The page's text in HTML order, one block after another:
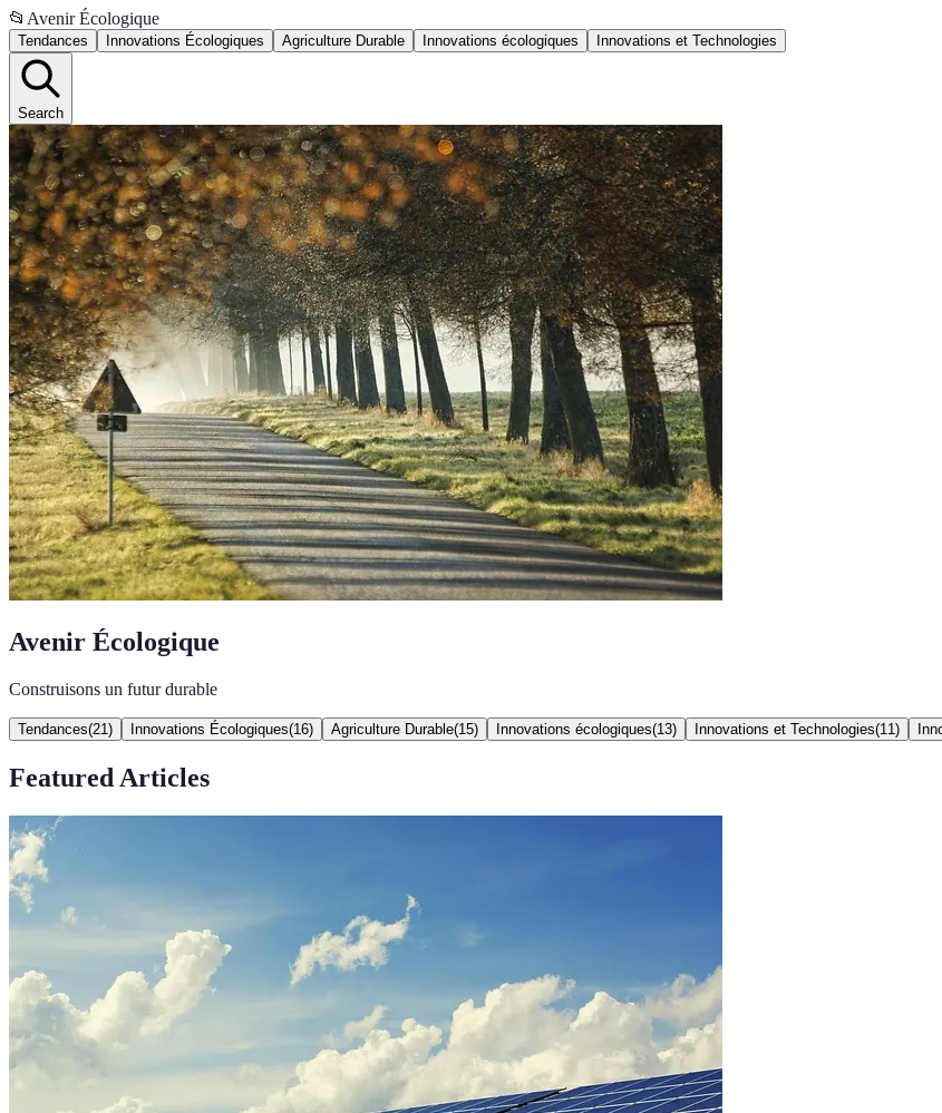
📂 Avenir Écologique
Tendances Innovations Écologiques Agriculture Durable Innovations écologiques Innovations et Technologies
Search
Avenir Écologique
Construisons un futur durable
Tendances(21 ) Innovations Écologiques(16) Agriculture Durable(15) Innovations écologiques(13) Innovations et Technologies(11 )
Featured Articles